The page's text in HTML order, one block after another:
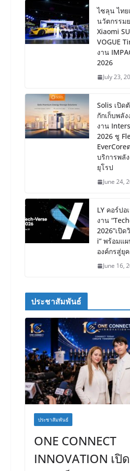
ไซลุน ไท
นวัตกรรม
Xiaomi
VOGUE
งาน
2026
July 23,
Solis เปิด
กักเก็บพลั
งาน
2026 ชู
บริการพลั
ยุโรป
June 24,
LY คอร์ปอ
งาน
2026”เปิ
i” พร้อมแ
องค์กรสู่ยุ
June 16,
ประชาสัมพันธ์
ประชาสัมพันธ์
ONE CONNECT
INNOVATION เ